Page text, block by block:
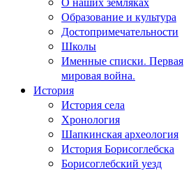
Образование и культура
Достопримечательности
Школы
Именные списки. Первая
мировая война.
История
История села
Хронология
Шапкинская археология
История Борисоглебска
Борисоглебский уезд